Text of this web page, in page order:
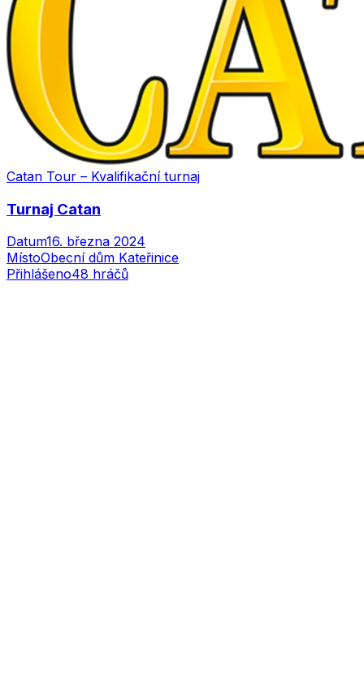
Catan Tour – Kvalifikační turnaj
Turnaj Catan
Datum16. března 2024
MístoObecní dům Kateřinice
Přihlášeno48 hráčů